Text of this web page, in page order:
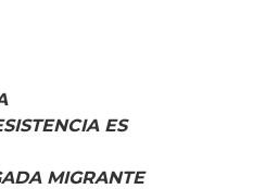
ES
MIGRANTE